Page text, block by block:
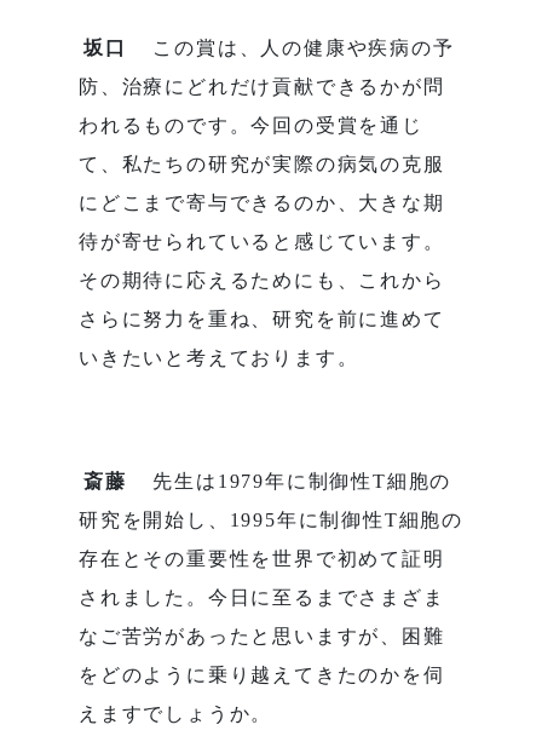
坂口
この賞は、人の健康や疾病の予
防、治療にどれだけ貢献できるかが問
われるものです。今回の受賞を通じ
て、私たちの研究が実際の病気の克服
にどこまで寄与できるのか、大きな期
待が寄せられていると感じています。
その期待に応えるためにも、これから
さらに努力を重ね、研究を前に進めて
いきたいと考えております。
斎藤
先生は1979年に制御性T細胞の
研究を開始し、1995年に制御性T細胞の
存在とその重要性を世界で初めて証明
されました。今日に至るまでさまざま
なご苦労があったと思いますが、困難
をどのように乗り越えてきたのかを伺
えますでしょうか。